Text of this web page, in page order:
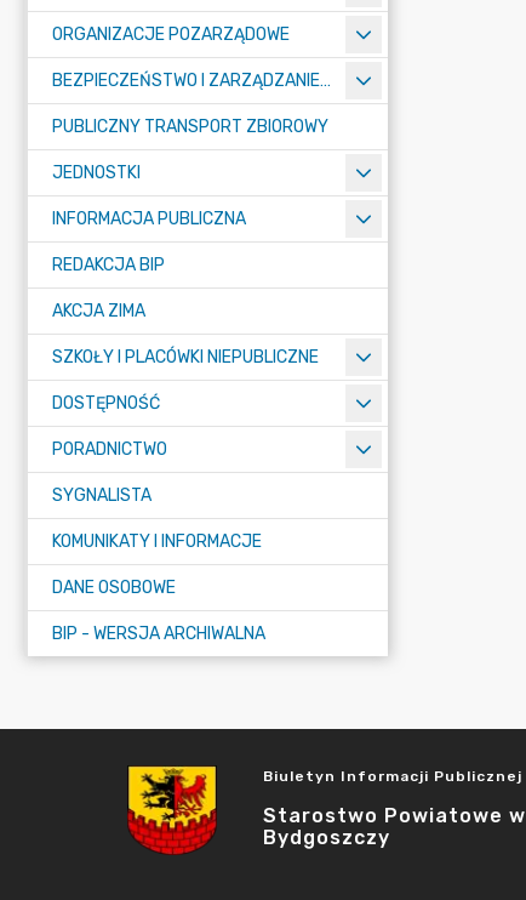
ORGANIZACJE POZARZĄDOWE
BEZPIECZEŃSTWO I ZARZĄDZANIE KRYZYSOWE
PUBLICZNY TRANSPORT ZBIOROWY
JEDNOSTKI
INFORMACJA PUBLICZNA
REDAKCJA BIP
AKCJA ZIMA
SZKOŁY I PLACÓWKI NIEPUBLICZNE
DOSTĘPNOŚĆ
PORADNICTWO
SYGNALISTA
KOMUNIKATY I INFORMACJE
DANE OSOBOWE
BIP - WERSJA ARCHIWALNA
Biuletyn Informacji Publicznej
Starostwo Powiatowe w
Bydgoszczy